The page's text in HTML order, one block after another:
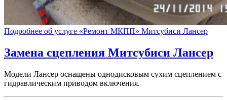
Подробнее об услуге «Ремонт МКПП» Митсубиси Лансер
Замена сцепления Митсубиси Лансер
Модели Лансер оснащены однодисковым сухим сцеплением с
гидравлическим приводом включения.